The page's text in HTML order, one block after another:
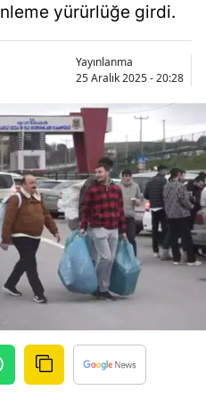
Balıkesir
Bingöl
Bitlis
Bolu
Burdur
Bursa
Çanakkale
Çankırı
Çorum
Denizli
yürürlüğe girdi.
Yayınlanma
25 Aralık 2025 - 20:28